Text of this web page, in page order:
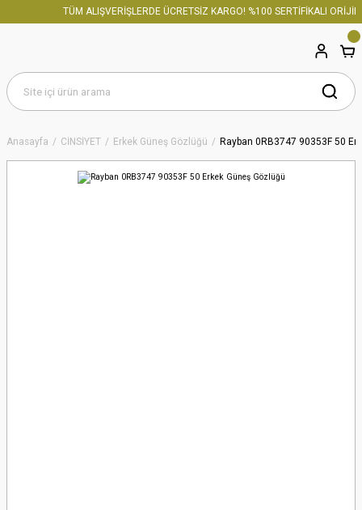
TÜM ALIŞVERİŞLERDE ÜCRETSİZ KARGO! %100 SERTİFİKALI
Anasayfa CİNSİYET Erkek Güneş Gözlüğü Rayban 0RB3747 90353F 50